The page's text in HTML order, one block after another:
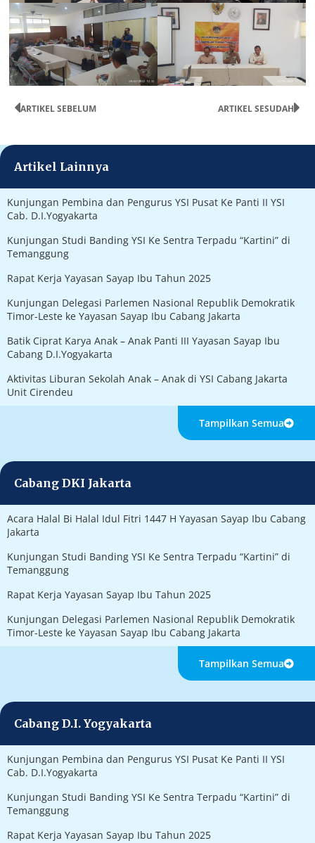
ARTIKEL SEBELUM ARTIKEL SESUDAH
Artikel Lainnya
Kunjungan Pembina dan Pengurus YSI Pusat Ke Panti II YSI
Cab. D.I.Yogyakarta
Kunjungan Studi Banding YSI Ke Sentra Terpadu “Kartini” di
Temanggung
Rapat Kerja Yayasan Sayap Ibu Tahun 2025
Kunjungan Delegasi Parlemen Nasional Republik Demokratik
Timor-Leste ke Yayasan Sayap Ibu Cabang Jakarta
Batik Ciprat Karya Anak – Anak Panti III Yayasan Sayap Ibu
Cabang D.I.Yogyakarta
Aktivitas Liburan Sekolah Anak – Anak di YSI Cabang Jakarta
Unit Cirendeu
Tampilkan Semua
Cabang DKI Jakarta
Acara Halal Bi Halal Idul Fitri 1447 H Yayasan Sayap Ibu Cabang
Jakarta
Kunjungan Studi Banding YSI Ke Sentra Terpadu “Kartini” di
Temanggung
Rapat Kerja Yayasan Sayap Ibu Tahun 2025
Kunjungan Delegasi Parlemen Nasional Republik Demokratik
Timor-Leste ke Yayasan Sayap Ibu Cabang Jakarta
Tampilkan Semua
Cabang D.I. Yogyakarta
Kunjungan Pembina dan Pengurus YSI Pusat Ke Panti II YSI
Cab. D.I.Yogyakarta
Kunjungan Studi Banding YSI Ke Sentra Terpadu “Kartini” di
Temanggung
Rapat Kerja Yayasan Sayap Ibu Tahun 2025